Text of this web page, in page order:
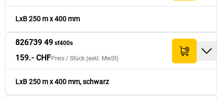
LxB 250 m x 400 mm
826739 49 sf400s
159.- CHFPreis / Stück (exkl. MwSt)
LxB 250 m x 400 mm, schwarz